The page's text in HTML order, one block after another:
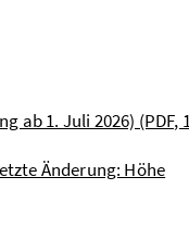
1. Juli 2026) (PDF,
Änderung: Höhe